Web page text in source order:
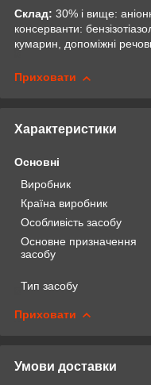
Склад: 30% і вище:
консерванти:
кумарин, допоміжні
Приховати
Характеристики
Основні
Виробник
Країна виробник
Особливість засобу
Основне призначення
засобу
Тип засобу
Приховати
Умови доставки